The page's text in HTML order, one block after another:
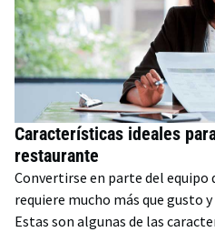
Características ideales
restaurante
Convertirse en parte del equipo
requiere mucho más que gusto
Estas son algunas de las